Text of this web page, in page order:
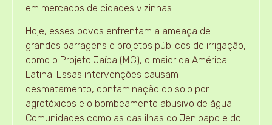
em mercados de cidades vizinhas.
Hoje, esses povos enfrentam a ameaça de
grandes barragens e projetos públicos de irrigação,
como o Projeto Jaíba (MG), o maior da América
Latina. Essas intervenções causam
desmatamento, contaminação do solo por
agrotóxicos e o bombeamento abusivo de água.
Comunidades como as das ilhas do Jenipapo e do